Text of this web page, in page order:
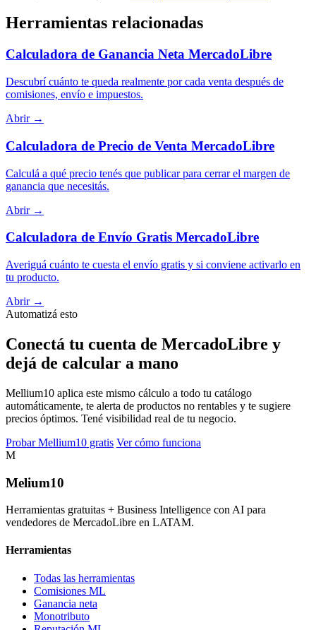
Herramientas relacionadas
Calculadora de Ganancia Neta MercadoLibre
Descubrí cuánto te queda realmente por cada venta después de
comisiones, envío e impuestos.
Abrir →
Calculadora de Precio de Venta MercadoLibre
Calculá a qué precio tenés que publicar para cerrar el margen de
ganancia que necesitás.
Abrir →
Calculadora de Envío Gratis MercadoLibre
Averiguá cuánto te cuesta el envío gratis y si conviene activarlo en
tu producto.
Abrir →
Automatizá esto
Conectá tu cuenta de MercadoLibre y
dejá de calcular a mano
Mellium10 aplica este mismo cálculo a todo tu catálogo
automáticamente, te alerta de productos no rentables y te sugiere
precios óptimos. Tené visibilidad real de tu negocio.
Probar Mellium10 gratis Ver cómo funciona
M
Melium10
Herramientas gratuitas + Business Intelligence con AI para
vendedores de MercadoLibre en LATAM.
Herramientas
Todas las herramientas
Comisiones ML
Ganancia neta
Monotributo